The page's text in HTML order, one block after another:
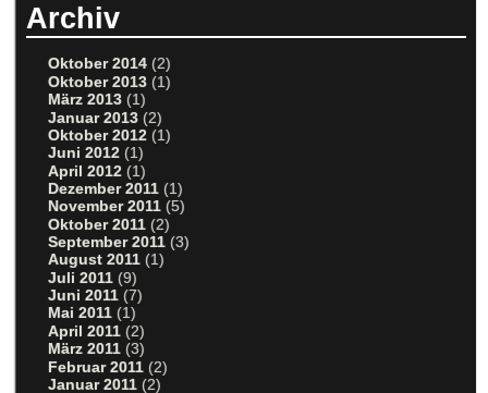
Archiv
Oktober 2014 (2)
Oktober 2013 (1)
März 2013 (1)
Januar 2013 (2)
Oktober 2012 (1)
Juni 2012 (1)
April 2012 (1)
Dezember 2011 (1)
November 2011 (5)
Oktober 2011 (2)
September 2011 (3)
August 2011 (1)
Juli 2011 (9)
Juni 2011 (7)
Mai 2011 (1)
April 2011 (2)
März 2011 (3)
Februar 2011 (2)
Januar 2011 (2)